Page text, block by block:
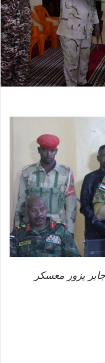
يزور معسكر